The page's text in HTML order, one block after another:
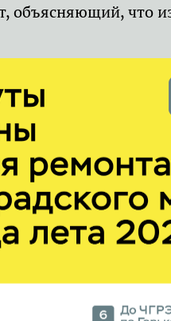
объясняющий, что